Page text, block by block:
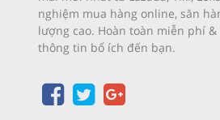
nghiệm mua hàng online, săn
lượng cao. Hoàn toàn miễn phí
thông tin bổ ích đến bạn.